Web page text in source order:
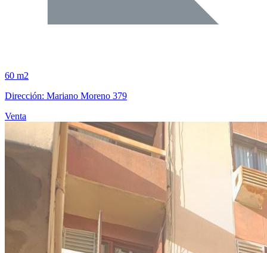
60 m2
Dirección: Mariano Moreno 379
Venta